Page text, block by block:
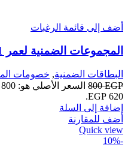
أضف إلى قائمة الرغبات
المجموعات الضمنية لعمر 1-3
البطاقات الضمنية, خصومات
800EGP السعر الأصلي هو: 800 EGP.
620 EGP.
إضافة إلى السلة
أضف للمقارنة
Quick view
-10%